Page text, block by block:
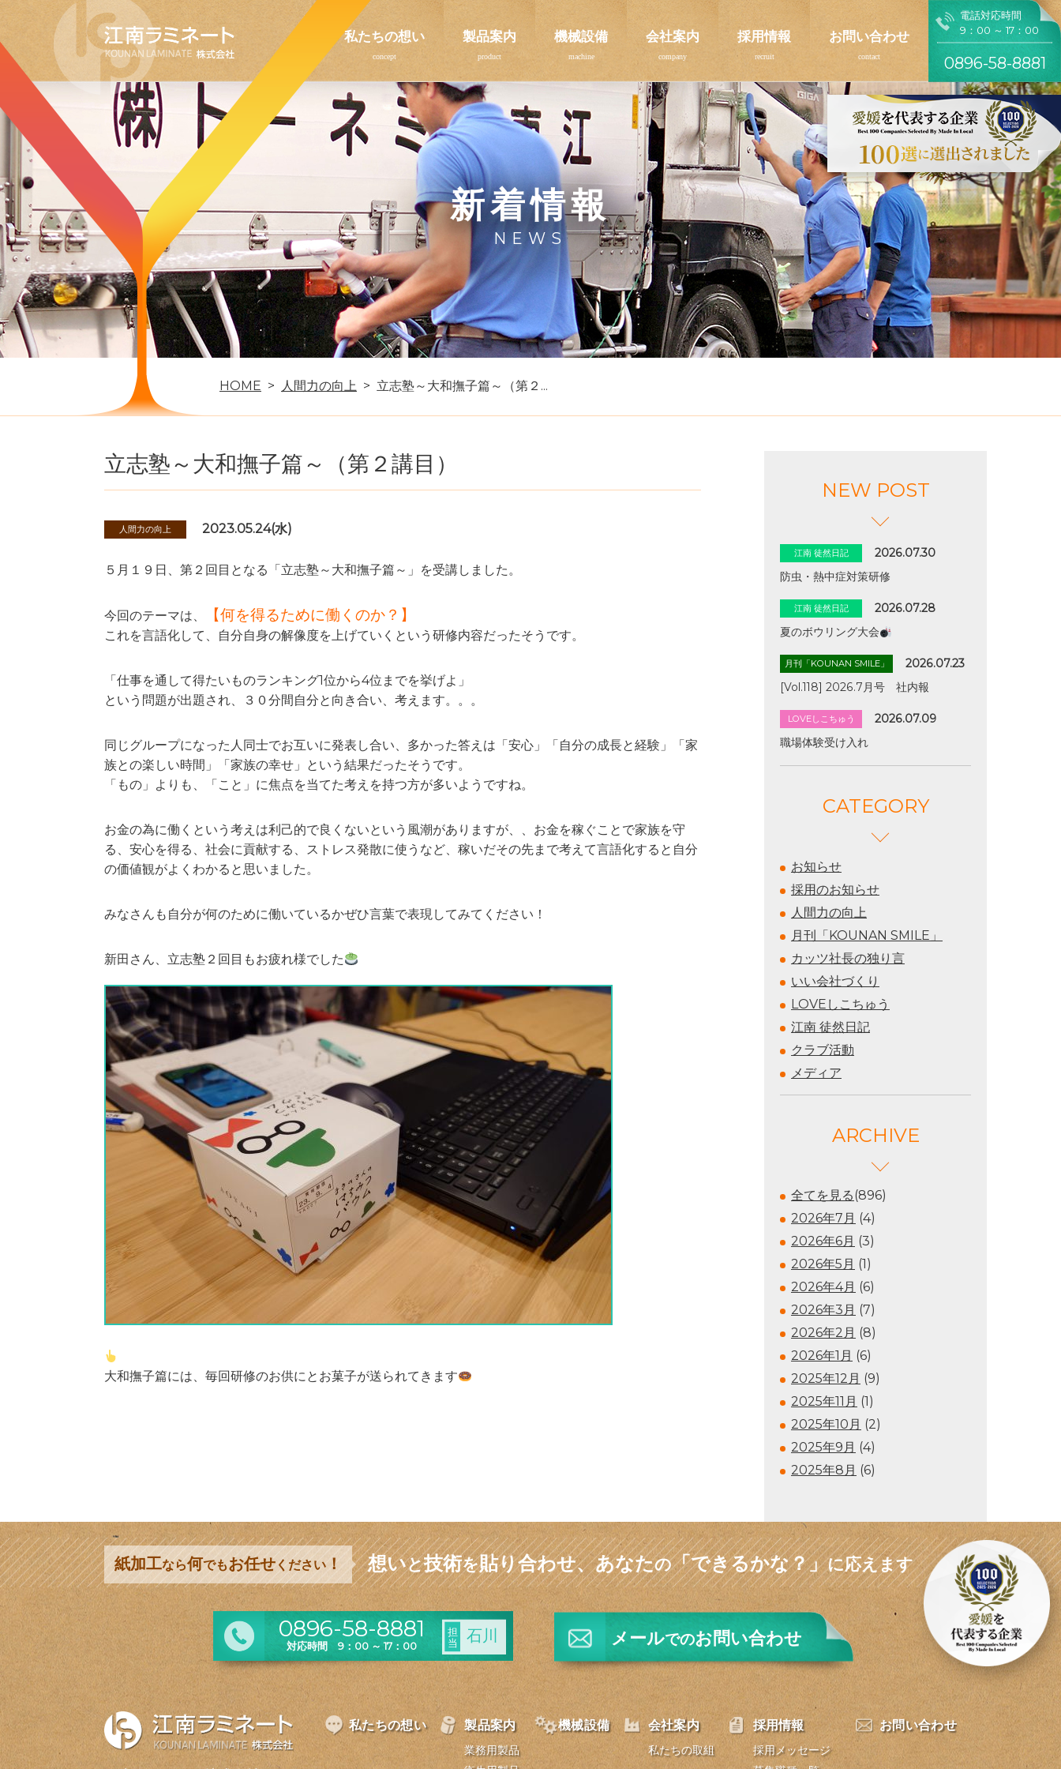
私たちの想い 製品案内 機械設備 会社案内 採用情報 お問い合わせ
電話対応時間
9：00 ～ 17：00
0896-58-8881
新着情報
HOME 人間力の向上 立志塾～大和撫子篇～（第２...
立志塾～大和撫子篇～（第２講目）
人間力の向上 2023.05.24(水)
５月１９日、第２回目となる「立志塾～大和撫子篇～」を受講しました。
今回のテーマは、 【何を得るために働くのか？ 】
これを言語化して、自分自身の解像度を上げていくという研修内容だったそうです。
「仕事を通して得たいものランキング1位から4位までを挙げよ」
という問題が出題され、３０分間自分と向き合い、考えます。。。
同じグループになった人同士でお互いに発表し合い、多かった答えは「安心」「自分の成長と経験」「家
族との楽しい時間」「家族の幸せ」という結果だったそうです。
「もの」よりも、「こと」に焦点を当てた考えを持つ方が多いようですね。
お金の為に働くという考えは利己的で良くないという風潮がありますが、、お金を稼ぐことで家族を守
る、安心を得る、社会に貢献する、ストレス発散に使うなど、 稼いだその先まで考えて言語化する と自分
の価値観がよくわかると思いました。
みなさんも自分が何のために働いているかぜひ言葉で表現してみてください！
新田さん、立志塾２回目もお疲れ様でした
大和撫子篇には、毎回研修のお供にとお菓子が送られてきます
NEW POST
江南 徒然日記
2026.07.30
防虫・熱中症対策研修
江南 徒然日記
2026.07.28
夏のボウリング大会
月刊「KOUNAN SMILE」
2026.07.23
[Vol.118] 2026.7月号 社内報
LOVEしこちゅう
2026.07.09
職場体験受け入れ
CATEGORY
お知らせ
採用のお知らせ
人間力の向上
月刊「KOUNAN SMILE」
カッツ社長の独り言
いい会社づくり
LOVEしこちゅう
江南 徒然日記
クラブ活動
メディア
ARCHIVE
全てを見る(896)
2026年7月 (4)
2026年6月 (3)
2026年5月 (1)
2026年4月 (6)
2026年3月 (7)
2026年2月 (8)
2026年1月 (6)
2025年12月 (9)
2025年11月 (1)
2025年10月 (2)
2025年9月 (4)
2025年8月 (6)
紙加工なら何でもお任せ ください ！ 想いと技術を貼り合わせ、あなたの「できるかな？」に応えます
0896-58-8881
対応時間 9：00 ～ 17：00
担
当
石川 メールでのお問い合わせ
私たちの想い 製品案内
業務用製品
機械設備 会社案内
私たちの取組
採用情報
採用メッセージ
お問い合わせ